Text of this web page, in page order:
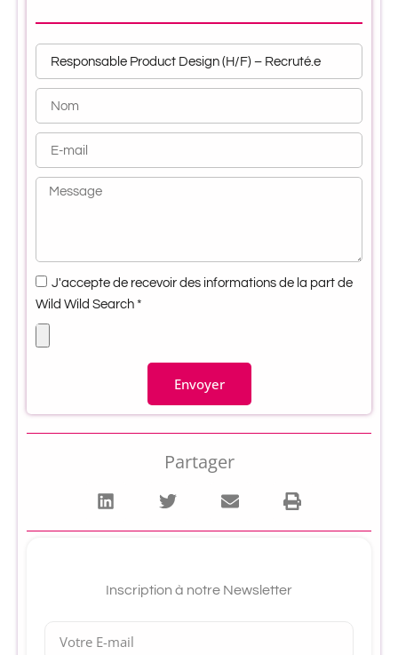
J'accepte de recevoir des informations de la part de
Wild Wild Search *
Envoyer
Partager
Inscription à notre Newsletter